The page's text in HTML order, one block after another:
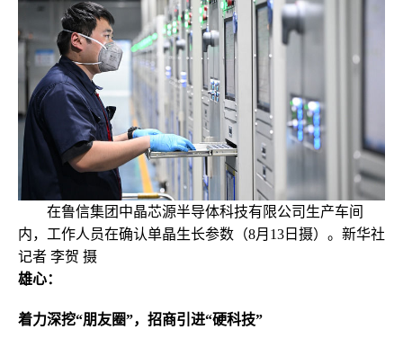
在鲁信集团中晶芯源半导体科技有限公司生产车间
内，工作人员在确认单晶生长参数（8月13日摄）。新华社
记者 李贺 摄
雄心：
着力深挖“朋友圈”，招商引进“硬科技”